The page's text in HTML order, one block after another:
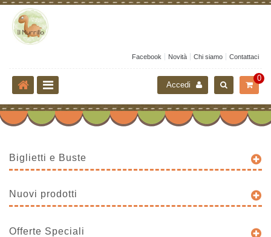
Facebook Novità Chi siamo Contattaci
0
Accedi
Biglietti e Buste
Nuovi prodotti
Offerte Speciali